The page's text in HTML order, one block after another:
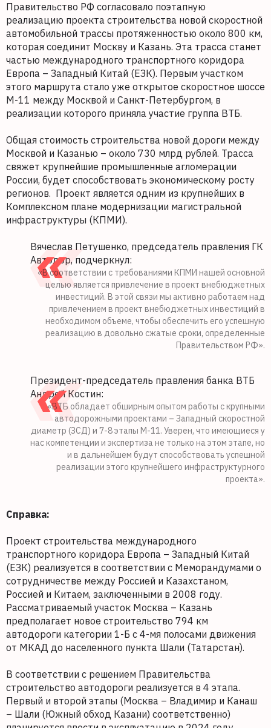
Правительство РФ согласовало поэтапную
реализацию проекта строительства новой скоростной
автомобильной трассы протяженностью около 800 км,
которая соединит Москву и Казань. Эта трасса станет
частью международного транспортного коридора
Европа – Западный Китай (ЕЗК). Первым участком
этого маршрута стало уже открытое скоростное шоссе
М-11 между Москвой и Санкт-Петербургом, в
реализации которого приняла участие группа ВТБ.
Общая стоимость строительства новой дороги между
Москвой и Казанью – около 730 млрд рублей. Трасса
свяжет крупнейшие промышленные агломерации
России, будет способствовать экономическому росту
регионов. Проект является одним из крупнейших в
Комплексном плане модернизации магистральной
инфраструктуры (КПМИ).
Вячеслав Петушенко, председатель правления ГК
Автодор, подчеркнул:
«В соответствии с требованиями КПМИ нашей основной
целью является привлечение в проект внебюджетных
инвестиций. В этой связи мы активно работаем над
привлечением в проект внебюджетных инвестиций в
необходимом объеме, чтобы обеспечить его успешную
реализацию в довольно сжатые сроки, определенные
Правительством РФ».
Президент-председатель правления банка ВТБ
Андрей Костин:
«ВТБ обладает обширным опытом работы с крупными
автодорожными проектами – Западный скоростной
диаметр (ЗСД) и 7-8 этапы М-11. Уверен, что имеющиеся у
нас компетенции и экспертиза не только на этом этапе, но
и в дальнейшем будут способствовать успешной
реализации этого крупнейшего инфраструктурного
проекта».
Справка:
Проект строительства международного
транспортного коридора Европа – Западный Китай
(ЕЗК) реализуется в соответствии с Меморандумами о
сотрудничестве между Россией и Казахстаном,
Россией и Китаем, заключенными в 2008 году.
Рассматриваемый участок Москва – Казань
предполагает новое строительство 794 км
автодороги категории 1-Б с 4-мя полосами движения
от МКАД до населенного пункта Шали (Татарстан).
В соответствии с решением Правительства
строительство автодороги реализуется в 4 этапа.
Первый и второй этапы (Москва – Владимир и Канаш
– Шали (Южный обход Казани) соответственно)